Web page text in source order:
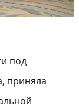
под
приняла